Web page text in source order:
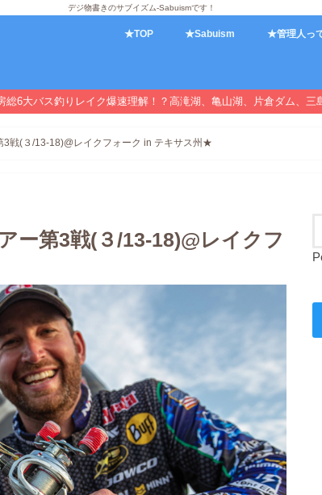
デジ物書きのサブイズム-Sabuismです！
★TOP ★Sabuism ★管理人っ
6大バス釣りレイク爆速理解！？高滝湖、亀山湖、片倉ダム、三
3戦(３/13-18)@レイクフォーク in テキサス州★
ー第3戦(３/13-18)@レイクフ